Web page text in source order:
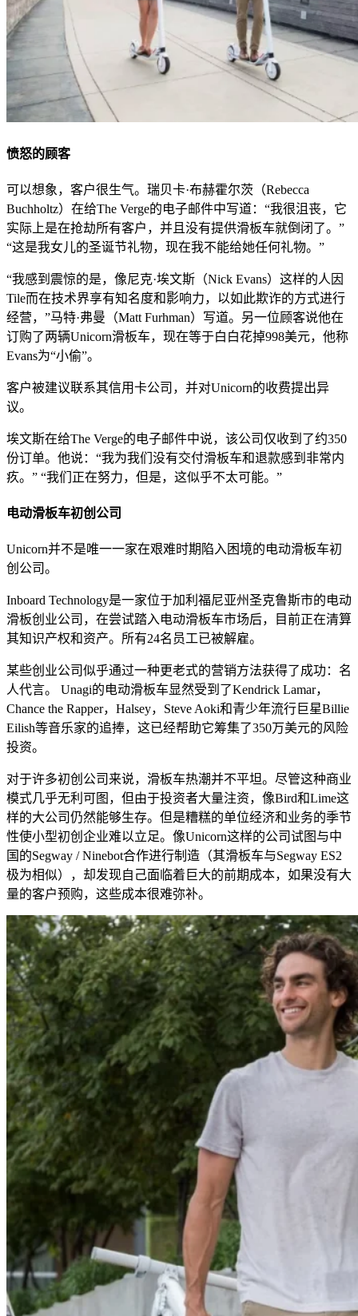
愤怒的顾客
可以想象，客户很生气。瑞贝卡·布赫霍尔茨（Rebecca
Buchholtz）在给The Verge的电子邮件中写道：“我很沮丧，它
实际上是在抢劫所有客户，并且没有提供滑板车就倒闭了。”
“这是我女儿的圣诞节礼物，现在我不能给她任何礼物。”
“我感到震惊的是，像尼克·埃文斯（Nick Evans）这样的人因
Tile而在技术界享有知名度和影响力，以如此欺诈的方式进行
经营，”马特·弗曼（Matt Furhman）写道。另一位顾客说他在
订购了两辆Unicorn滑板车，现在等于白白花掉998美元，他称
Evans为“小偷”。
客户被建议联系其信用卡公司，并对Unicorn的收费提出异
议。
埃文斯在给The Verge的电子邮件中说，该公司仅收到了约350
份订单。他说：“我为我们没有交付滑板车和退款感到非常内
疚。” “我们正在努力，但是，这似乎不太可能。”
电动滑板车初创公司
Unicorn并不是唯一一家在艰难时期陷入困境的电动滑板车初
创公司。
Inboard Technology是一家位于加利福尼亚州圣克鲁斯市的电动
滑板创业公司，在尝试踏入电动滑板车市场后，目前正在清算
其知识产权和资产。所有24名员工已被解雇。
某些创业公司似乎通过一种更老式的营销方法获得了成功：名
人代言。 Unagi的电动滑板车显然受到了Kendrick Lamar，
Chance the Rapper，Halsey，Steve Aoki和青少年流行巨星Billie
Eilish等音乐家的追捧，这已经帮助它筹集了350万美元的风险
投资。
对于许多初创公司来说，滑板车热潮并不平坦。尽管这种商业
模式几乎无利可图，但由于投资者大量注资，像Bird和Lime这
样的大公司仍然能够生存。但是糟糕的单位经济和业务的季节
性使小型初创企业难以立足。像Unicorn这样的公司试图与中
国的Segway / Ninebot合作进行制造（其滑板车与Segway ES2
极为相似），却发现自己面临着巨大的前期成本，如果没有大
量的客户预购，这些成本很难弥补。